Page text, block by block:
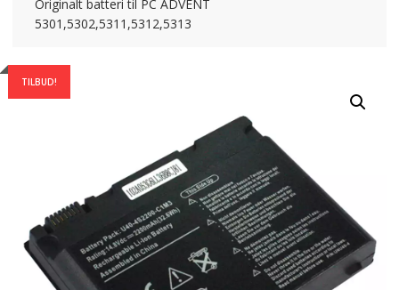
Originalt batteri til PC ADVENT
5301,5302,5311,5312,5313
TILBUD!